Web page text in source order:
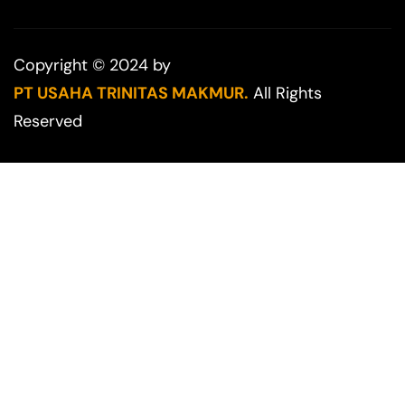
Copyright © 2024 by
PT USAHA TRINITAS MAKMUR. All Rights
Reserved